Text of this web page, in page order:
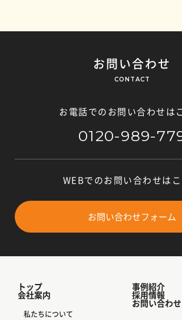
お問い合わせ
CONTACT
お電話でのお問い合わせは
0120-989-
WEBでのお問い合わせは
お問い合わせフォーム
トップ
会社案内
私たちについて
事例紹介
採用情報
お問い合わせ